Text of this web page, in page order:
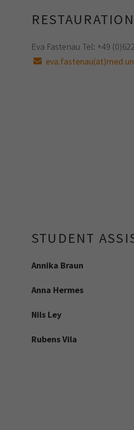
RESTAURATION
Eva Fastenau Tel: +49
STUDENT
Annika Braun
Anna Hermes
Nils Ley
Rubens Vila